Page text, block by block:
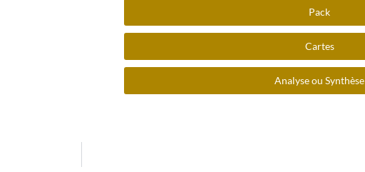
Pack
Cartes
Analyse ou Synthèse